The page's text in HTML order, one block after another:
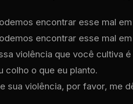
encontrar esse mal
encontrar esse mal
violência que você cultiva
colho o que eu planto.
sua violência, por favor, me